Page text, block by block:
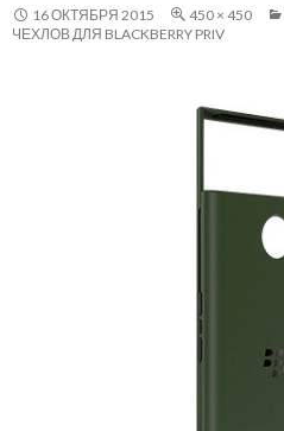
16 ОКТЯБРЯ 2015 450 × 450
ЧЕХЛОВ ДЛЯ BLACKBERRY PRIV